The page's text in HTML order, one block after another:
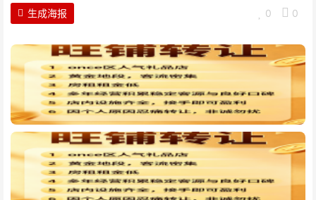
0 0
生成海报